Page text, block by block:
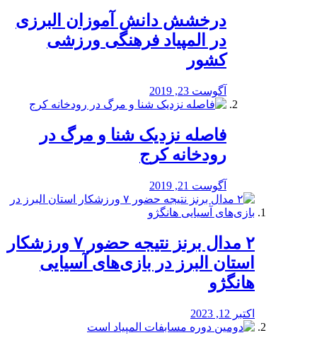
درخشش دانش آموزان البرزی
در المپیاد فرهنگی ورزشی
کشور
آگوست 23, 2019
️فاصله نزدیک شنا و مرگ در
رودخانه کرج
آگوست 21, 2019
۲ مدال برنز نتیجه حضور ۷ ورزشکار
استان البرز در بازی‌های آسیایی
هانگژو
اکتبر 12, 2023